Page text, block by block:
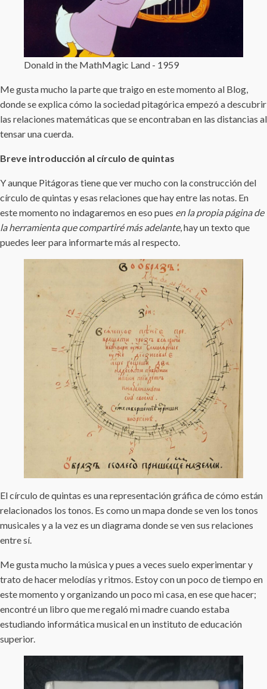
Donald in the MathMagic Land - 1959
Me gusta mucho la parte que traigo en este momento al Blog,
donde se explica cómo la sociedad pitagórica empezó a descubrir
las relaciones matemáticas que se encontraban en las distancias al
tensar una cuerda.
Breve introducción al círculo de quintas
Y aunque Pitágoras tiene que ver mucho con la construcción del
círculo de quintas y esas relaciones que hay entre las notas. En
este momento no indagaremos en eso pues en la propia página de
la herramienta que compartiré más adelante, hay un texto que
puedes leer para informarte más al respecto.
El círculo de quintas es una representación gráfica de cómo están
relacionados los tonos. Es como un mapa donde se ven los tonos
musicales y a la vez es un diagrama donde se ven sus relaciones
entre sí.
Me gusta mucho la música y pues a veces suelo experimentar y
trato de hacer melodías y ritmos. Estoy con un poco de tiempo en
este momento y organizando un poco mi casa, en ese que hacer;
encontré un libro que me regaló mi madre cuando estaba
estudiando informática musical en un instituto de educación
superior.